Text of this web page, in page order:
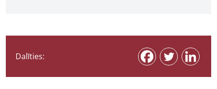
Dalīties: